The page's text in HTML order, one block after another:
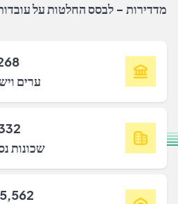
מדדירות - לבסס החלטות על
ערים
שכונות